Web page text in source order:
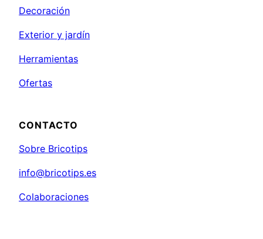
Decoración
Exterior y jardín
Herramientas
Ofertas
CONTACTO
Sobre Bricotips
info@bricotips.es
Colaboraciones